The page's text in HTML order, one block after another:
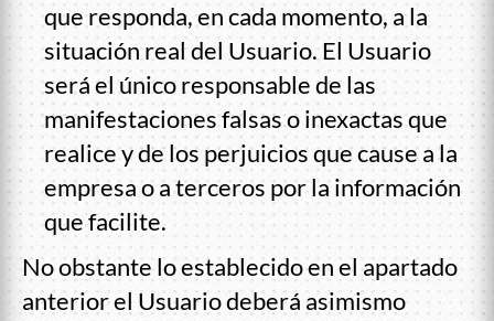
que responda, en cada momento, a la
situación real del Usuario. El Usuario
será el único responsable de las
manifestaciones falsas o inexactas que
realice y de los perjuicios que cause a la
empresa o a terceros por la información
que facilite.
No obstante lo establecido en el apartado
anterior el Usuario deberá asimismo